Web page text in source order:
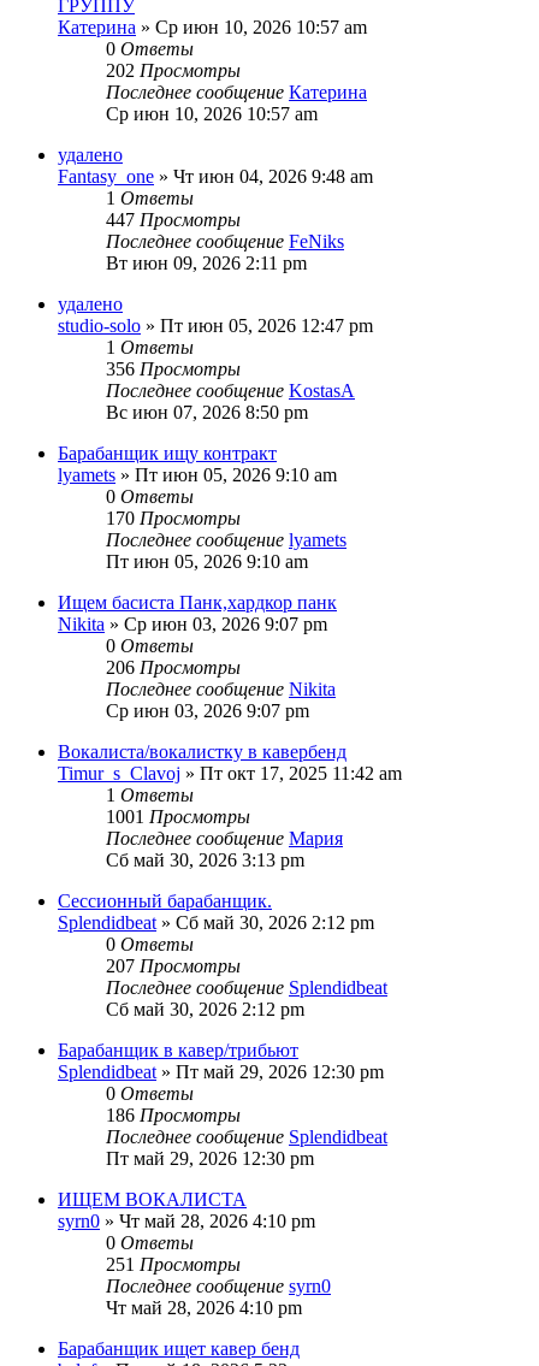
ГРУППУ
Катерина » Ср июн 10, 2026 10:57 am
0 Ответы
202 Просмотры
Последнее сообщение Катерина
Ср июн 10, 2026 10:57 am
удалено
Fantasy_one » Чт июн 04, 2026 9:48 am
1 Ответы
447 Просмотры
Последнее сообщение FeNiks
Вт июн 09, 2026 2:11 pm
удалено
studio-solo » Пт июн 05, 2026 12:47 pm
1 Ответы
356 Просмотры
Последнее сообщение KostasA
Вс июн 07, 2026 8:50 pm
Барабанщик ищу контракт
lyamets » Пт июн 05, 2026 9:10 am
0 Ответы
170 Просмотры
Последнее сообщение lyamets
Пт июн 05, 2026 9:10 am
Ищем басиста Панк,хардкор панк
Nikita » Ср июн 03, 2026 9:07 pm
0 Ответы
206 Просмотры
Последнее сообщение Nikita
Ср июн 03, 2026 9:07 pm
Вокалиста/вокалистку в кавербенд
Timur_s_Clavoj » Пт окт 17, 2025 11:42 am
1 Ответы
1001 Просмотры
Последнее сообщение Мария
Сб май 30, 2026 3:13 pm
Сессионный барабанщик.
Splendidbeat » Сб май 30, 2026 2:12 pm
0 Ответы
207 Просмотры
Последнее сообщение Splendidbeat
Сб май 30, 2026 2:12 pm
Барабанщик в кавер/трибьют
Splendidbeat » Пт май 29, 2026 12:30 pm
0 Ответы
186 Просмотры
Последнее сообщение Splendidbeat
Пт май 29, 2026 12:30 pm
ИЩЕМ ВОКАЛИСТА
syrn0 » Чт май 28, 2026 4:10 pm
0 Ответы
251 Просмотры
Последнее сообщение syrn0
Чт май 28, 2026 4:10 pm
Барабанщик ищет кавер бенд